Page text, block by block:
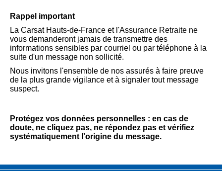
Rappel important
La Carsat Hauts-de-France et l'Assurance Retraite ne
vous demanderont jamais de transmettre des
informations sensibles par courriel ou par téléphone à la
suite d'un message non sollicité.
Nous invitons l'ensemble de nos assurés à faire preuve
de la plus grande vigilance et à signaler tout message
suspect.
Protégez vos données personnelles : en cas de
doute, ne cliquez pas, ne répondez pas et vérifiez
systématiquement l'origine du message.